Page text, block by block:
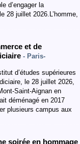
d’engager la
28 juillet 2026.L’homme,
et de
- Paris-
d’études supérieures
le 28 juillet 2026,
Saint-Aignan en
déménagé en 2017
plusieurs campus aux
soirée en hommage